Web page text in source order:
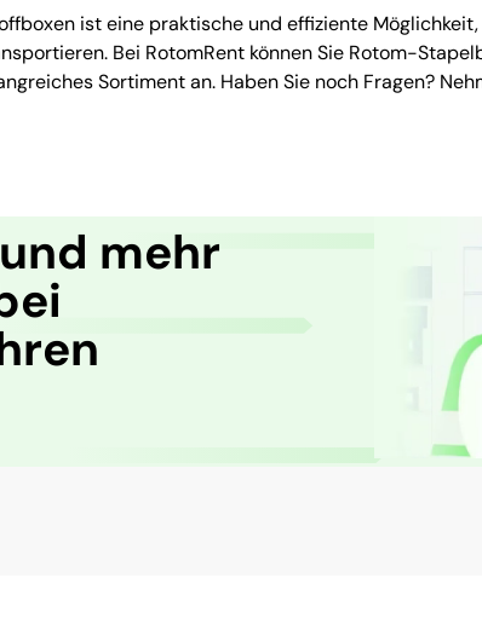
ist eine praktische und effiziente
Bei RotomRent können Sie Rotom-
Sortiment an. Haben Sie noch Fragen?
mehr